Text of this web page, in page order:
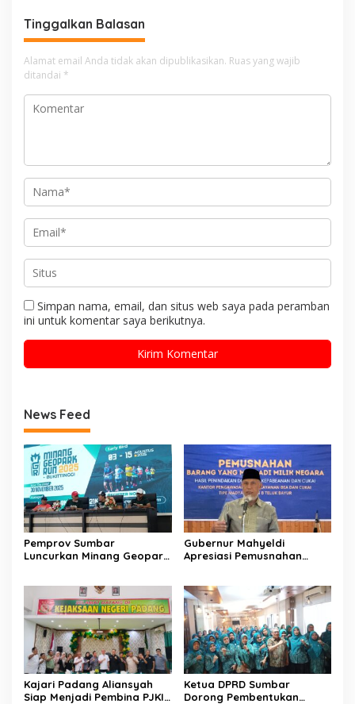
Tinggalkan Balasan
Alamat email Anda tidak akan dipublikasikan. Ruas yang wajib
ditandai *
Simpan nama, email, dan situs web saya pada peramban
ini untuk komentar saya berikutnya.
News Feed
Pemprov Sumbar
Luncurkan Minang Geopark
Berkelanjutan
Gubernur Mahyeldi
Apresiasi Pemusnahan
Jaga Kesehatan
Masyarakat”
Kajari Padang Aliansyah
Siap Menjadi Pembina PJKIP
Ketua DPRD Sumbar
Dorong Pembentukan